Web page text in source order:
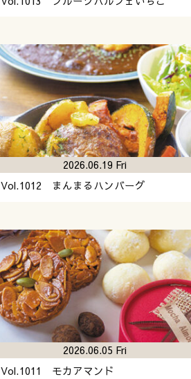
Vol.1012 まんまるハンバーグ
2026.06.19 Fri
Vol.1011 モカアマンド
2026.06.05 Fri